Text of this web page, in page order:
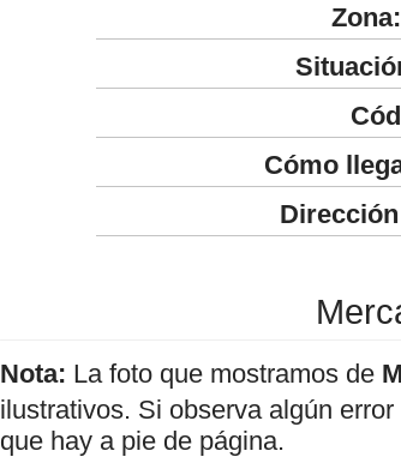
Zona:
Cómo
Nota: La foto que mostramos de
ilustrativos. Si observa algún
que hay a pie de página.